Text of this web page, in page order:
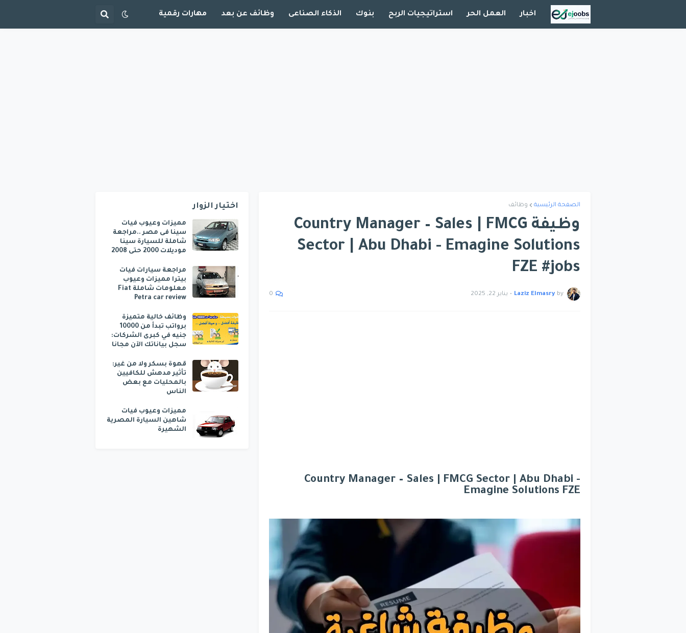
اخبار العمل الحر استراتيجيات الربح بنوك الذكاء الصناعى وظائف عن بعد مهارات رقمية
الصفحة الرئيسية وظائف
وظيفة Country Manager – Sales | FMCG
Sector | Abu Dhabi - Emagine Solutions
FZE #jobs
by
Laziz Elmasry
• يناير 22, 2025 0
Country Manager – Sales | FMCG Sector | Abu Dhabi -
Emagine Solutions FZE
اختيار الزوار
مميزات وعيوب فيات
سينا فى مصر ..مراجعة
شاملة للسيارة سينا
موديلات 2000 حتى 2008
مراجعة سيارات فيات
بيترا مميزات وعيوب
معلومات شاملة Fiat
Petra car review
وظائف خالية متميزة
برواتب تبدأ من 10000
جنيه في كبرى الشركات:
سجل بياناتك الآن مجانا
قهوة بسكر ولا من غير:
تأثير مدهش للكافيين
بالمحليات مع بعض
الناس
مميزات وعيوب فيات
شاهين السيارة المصرية
الشهيرة